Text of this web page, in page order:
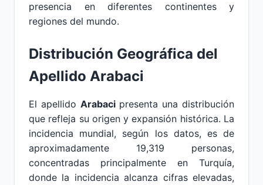
presencia en diferentes continentes y
regiones del mundo.
Distribución Geográfica del
Apellido Arabaci
El apellido Arabacipresenta una distribución
que refleja su origen y expansión histórica. La
incidencia mundial, según los datos, es de
aproximadamente 19,319 personas,
concentradas principalmente en Turquía,
donde la incidencia alcanza cifras elevadas,